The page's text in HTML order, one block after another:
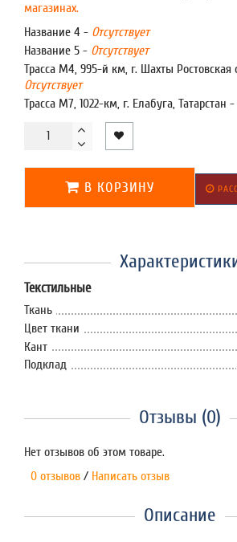
магазинах.
Название 4 - Отсутствует
Название 5 - Отсутствует
Трасса М4, 995-й км, г. Шахты
Отсутствует
Трасса М7, 1022-км, г. Елабуга, Татарстан -
В КОРЗИНУ
Текстильные
Ткань
Цвет ткани
Кант
Подклад
Отзывы (0)
Нет отзывов об этом товаре.
0 отзывов / Написать отзыв
Описание